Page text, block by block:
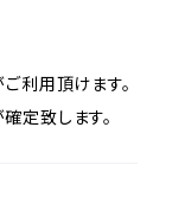
利用頂けます。
定致します。